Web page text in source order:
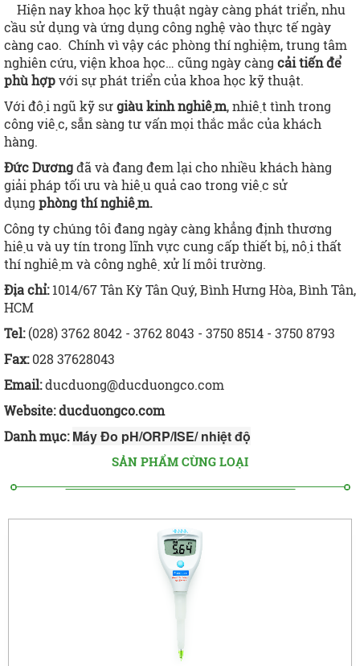
Hiện nay khoa học kỹ thuật ngày càng phát triển, nhu
cầu sử dụng và ứng dụng công nghệ vào thực tế ngày
càng cao. Chính vì vậy các phòng thí nghiệm, trung tâm
nghiên cứu, viện khoa học… cũng ngày càng cải tiến để
phù hợpvới sự phát triển của khoa học kỹ thuật.
Với đội ngũ kỹ sưgiàu kinh nghiệm, nhiệt tình trong
công việc, sẵn sàng tư vấn mọi thắc mắc của khách
hàng.
Đức Dươngđã và đang đem lại cho nhiều khách hàng
giải pháp tối ưu và hiệu quả cao trong việc sử
dụng phòng thí nghiệm.
Công ty chúng tôi đang ngày càng khẳng định thương
hiệu và uy tín trong lĩnh vực cung cấp thiết bị, nội thất
thí nghiệm và công nghệ xử lí môi trường.
Địa chỉ:1014/67 Tân Kỳ Tân Quý, Bình Hưng Hòa, Bình Tân,
HCM
Tel:(028) 3762 8042 - 3762 8043 - 3750 8514 - 3750 8793
Fax:028 37628043
Email:ducduong@ducduongco.com
Website:ducduongco.com
Danh mục:Máy Đo pH/ORP/ISE/ nhiệt độ
SẢN PHẨM CÙNG LOẠI